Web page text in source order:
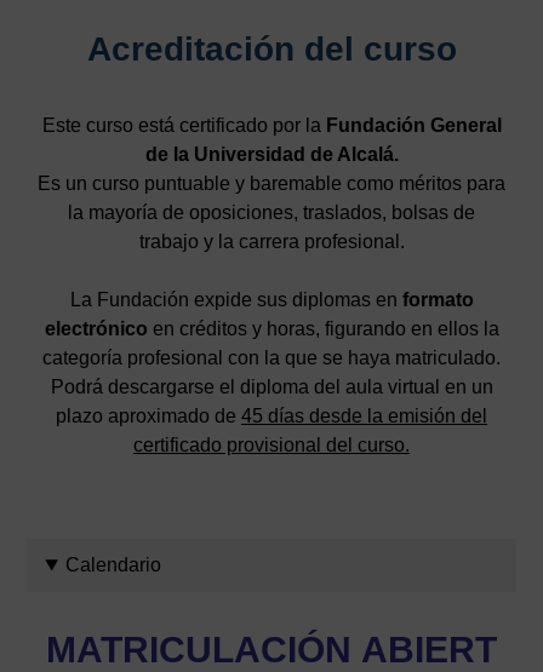
Acreditación del curso
Este curso está certificado por la Fundación General
de la Universidad de Alcalá.
Es un curso puntuable y baremable como méritos para
la mayoría de oposiciones, traslados, bolsas de
trabajo y la carrera profesional.
La Fundación expide sus diplomas en formato
electrónico en créditos y horas, figurando en ellos la
categoría profesional con la que se haya matriculado.
Podrá descargarse el diploma del aula virtual en un
plazo aproximado de 45 días desde la emisión del
certificado provisional del curso.
Calendario
MATRICULACIÓN ABIERT